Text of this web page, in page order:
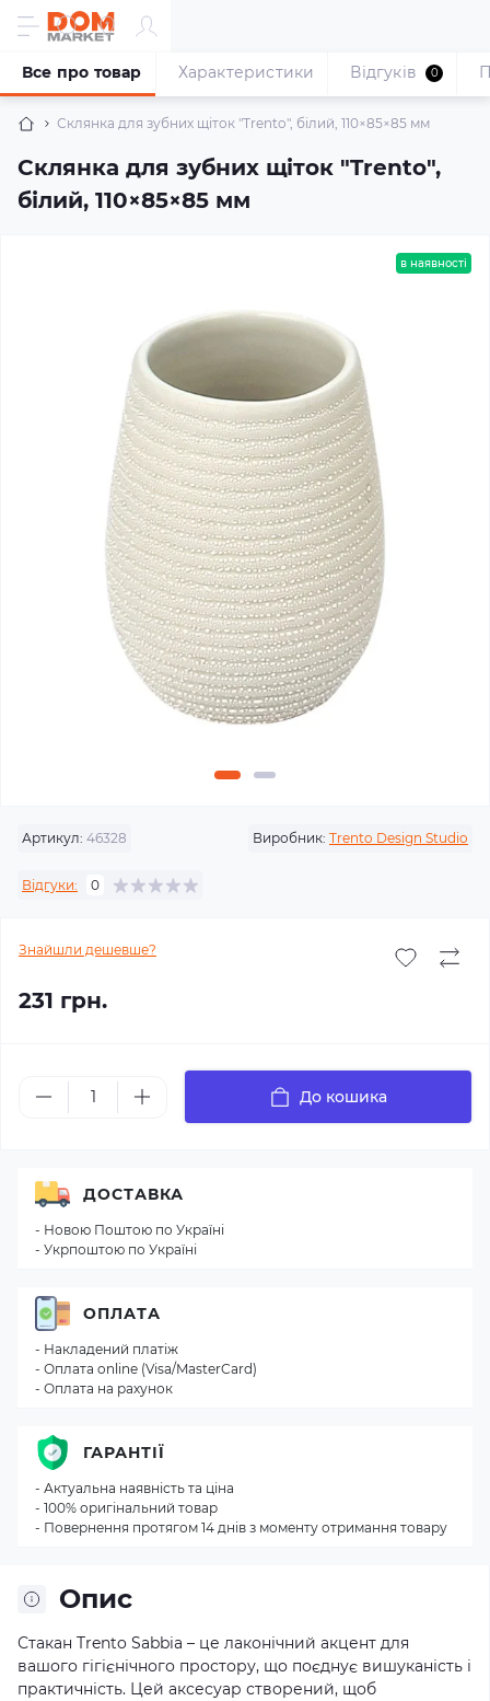
Склянка для зубних щіток "Trento", білий, 110×85×85 мм
Склянка для зубних щіток "Trento",
білий, 110×85×85 мм
Все про товар Характеристики Відгуків 0
в наявності
Артикул: 46328 Виробник: Trento Design Studio
Відгуки: 0
Знайшли дешевше?
231 грн.
До кошика
Опис
Стакан Trento Sabbia – це лаконічний акцент для
вашого гігієнічного простору, що поєднує вишуканість і
практичність. Цей аксесуар створений, щоб
ДОСТАВКА
- Новою Поштою по Україні
- Укрпоштою по Україні
ОПЛАТА
- Накладений платіж
- Оплата online (Visa/MasterCard)
- Оплата на рахунок
ГАРАНТІЇ
- Актуальна наявність та ціна
- 100% оригінальний товар
- Повернення протягом 14 днів з моменту отримання товару